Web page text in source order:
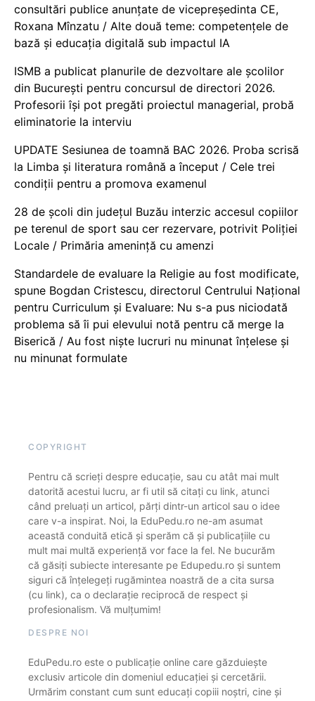
consultări publice anunțate de vicepreședinta CE,
Roxana Mînzatu / Alte două teme: competențele de
bază și educația digitală sub impactul IA
ISMB a publicat planurile de dezvoltare ale școlilor
din București pentru concursul de directori 2026.
Profesorii își pot pregăti proiectul managerial, probă
eliminatorie la interviu
UPDATE Sesiunea de toamnă BAC 2026. Proba scrisă
la Limba și literatura română a început / Cele trei
condiții pentru a promova examenul
28 de școli din județul Buzău interzic accesul copiilor
pe terenul de sport sau cer rezervare, potrivit Poliției
Locale / Primăria amenință cu amenzi
Standardele de evaluare la Religie au fost modificate,
spune Bogdan Cristescu, directorul Centrului Național
pentru Curriculum și Evaluare: Nu s-a pus niciodată
problema să îi pui elevului notă pentru că merge la
Biserică / Au fost niște lucruri nu minunat înțelese și
nu minunat formulate
COPYRIGHT
Pentru că scrieți despre educație, sau cu atât mai mult
datorită acestui lucru, ar fi util să citați cu link, atunci
când preluați un articol, părți dintr-un articol sau o idee
care v-a inspirat. Noi, la EduPedu.ro ne-am asumat
această conduită etică și sperăm că și publicațiile cu
mult mai multă experiență vor face la fel. Ne bucurăm
că găsiți subiecte interesante pe Edupedu.ro și suntem
siguri că înțelegeți rugămintea noastră de a cita sursa
(cu link), ca o declarație reciprocă de respect și
profesionalism. Vă mulțumim!
DESPRE NOI
EduPedu.ro este o publicație online care găzduiește
exclusiv articole din domeniul educației și cercetării.
Urmărim constant cum sunt educați copiii noștri, cine și